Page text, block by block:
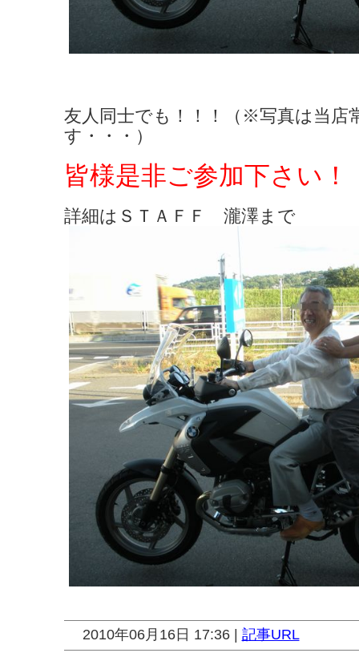
友人同士でも！！！（※写真は当店
す・・・）
皆様是非ご参加下さい！
詳細はＳＴＡＦＦ 瀧澤まで
2010年06月16日 17:36 | 記事URL